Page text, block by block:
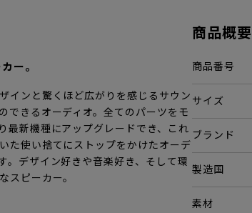
ー。
インと驚くほど広がりを感じるサウン
できるオーディオ。全てのパーツをモ
最新機種にアップグレードでき、これ
た使い捨てにストップをかけたオーデ
。デザイン好きや音楽好き、そして環
スピーカー。
商品概要
商品番号
サイズ
ブランド
製造国
素材